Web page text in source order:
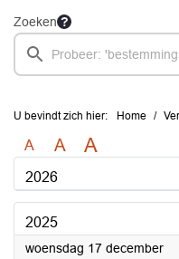
Zoeken
U bevindt zich hier: Home
A A A
2026
2025
woensdag 17 december